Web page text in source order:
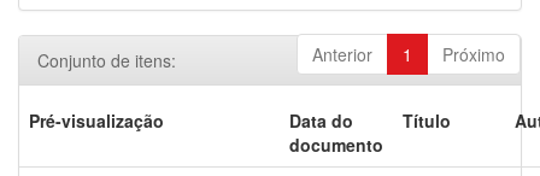
Anterior 1 Próximo
Conjunto de itens:
Pré-visualização
Data do
documento
Título